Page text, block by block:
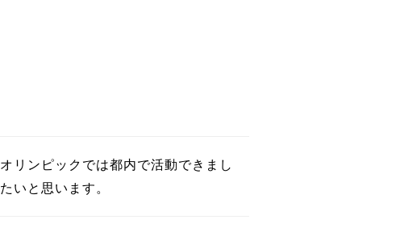
リンピックでは都内で活動できまし
いと思います。